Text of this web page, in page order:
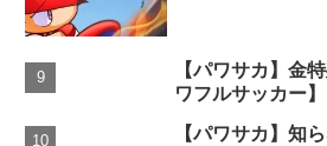
【パワサカ】金
ワフルサッカー】
【パワサカ】知